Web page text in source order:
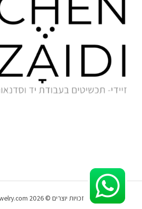
זכויות יוצרים © 2026 zaidi-jewelry.com